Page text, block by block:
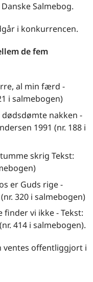
Salmebog.
i konkurrencen.
de fem
al min færd -
i salmebogen)
nakken -
1991 (nr. 188 i
skrig Tekst:
er Guds rige -
320 i salmebogen)
vi ikke - Tekst:
414 i salmebogen).
ventes offentliggjort i